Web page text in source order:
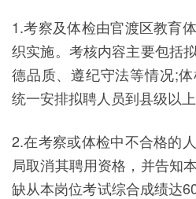
1.考察及体检由官渡区教育
织实施。考核内容主要包括
德品质、遵纪守法等情况;
统一安排拟聘人员到县级以
2.在考察或体检中不合格的
局取消其聘用资格，并告知
缺从本岗位考试综合成绩达